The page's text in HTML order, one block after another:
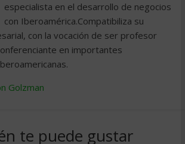
especialista en el desarrollo de negocios
con Iberoamérica.Compatibiliza su
con la vocación de ser profesor
en importantes
Golzman
te puede gustar